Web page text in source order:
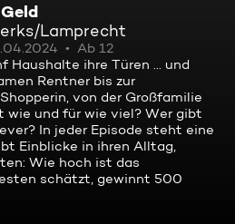
Lamprecht
Ab 12
ihre Türen ... und
Rentner bis zur
von der Großfamilie
wie und für wie viel? Wer gibt
In jeder Episode steht eine
Einblicke in ihren Alltag,
Wie hoch ist das
schätzt, gewinnt 500